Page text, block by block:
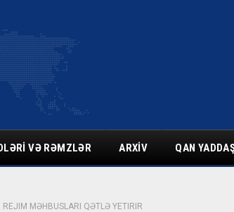
VƏ RƏMZLƏR ARXIV QAN
MƏHBUSLARI QƏTLƏ YETIRIR